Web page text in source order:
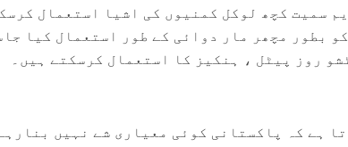
سمیت کچھ لوکل کمنیوں کی اشیا استعمال
بطور مچھر مار دوائی کے طور استعمال کیا
روز پیٹل ، ہنکیز کا استعمال کرسکتے ہیں۔
ہے کہ پاکستانی کوئی معیاری شے نہیں